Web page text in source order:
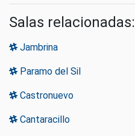
Salas relacionadas:
Jambrina
Paramo del Sil
Castronuevo
Cantaracillo